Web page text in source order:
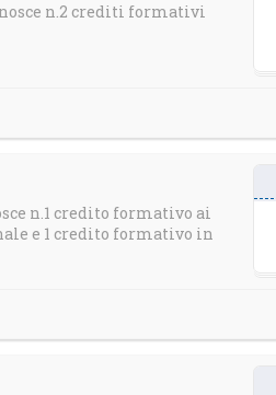
n.2 crediti formativi
n.1 credito formativo ai
e 1 credito formativo in